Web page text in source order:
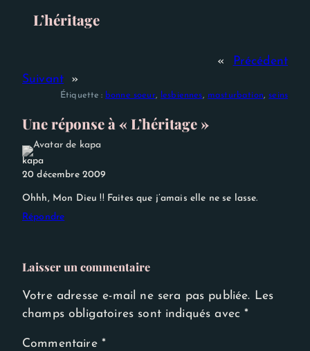
L’héritage
«
Précédent
Suivant
»
Étiquette : bonne soeur, lesbiennes, masturbation, seins
Une réponse à « L’héritage »
kapa
20 décembre 2009
Ohhh, Mon Dieu !! Faites que j’amais elle ne se lasse.
Répondre
Laisser un commentaire
Votre adresse e-mail ne sera pas publiée. Les
champs obligatoires sont indiqués avec*
Commentaire *
Afin que notre
site Web
de votre
visite. Si vous
refusez ces
certaines
fonctionnalités
disparaîtront
du site Web.